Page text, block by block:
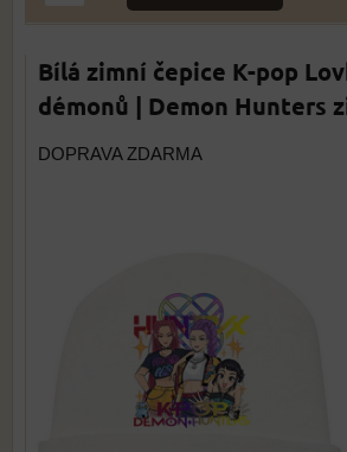
Bílá zimní čepice K-pop
démonů | Demon Hunters
DOPRAVA ZDARMA